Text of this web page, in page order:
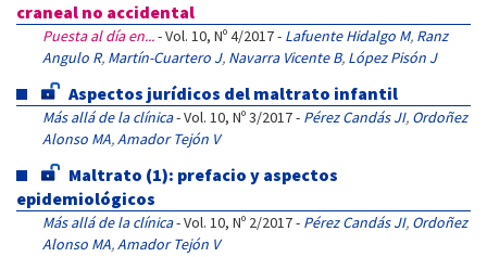
craneal no accidental
Puesta al día en...- Vol. 10, Nº 4/2017 - Lafuente Hidalgo M, Ranz
Angulo R, Martín-Cuartero J, Navarra Vicente B, López Pisón J
Aspectos jurídicos del maltrato infantil
Más allá de la clínica- Vol. 10, Nº 3/2017 - Pérez Candás JI, Ordoñez
Alonso MA,Amador Tejón V
Maltrato (1): prefacio y aspectos
epidemiológicos
Más allá de la clínica- Vol. 10, Nº 2/2017 - Pérez Candás JI, Ordoñez
Alonso MA,Amador Tejón V